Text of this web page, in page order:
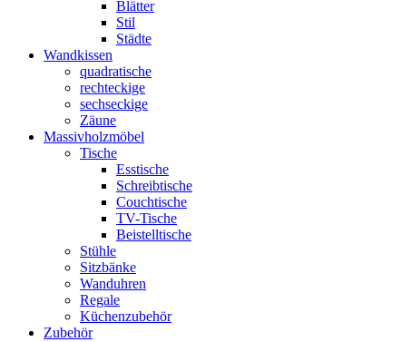
Blätter
Stil
Städte
Wandkissen
quadratische
rechteckige
sechseckige
Zäune
Massivholzmöbel
Tische
Esstische
Schreibtische
Couchtische
TV-Tische
Beistelltische
Stühle
Sitzbänke
Wanduhren
Regale
Küchenzubehör
Zubehör